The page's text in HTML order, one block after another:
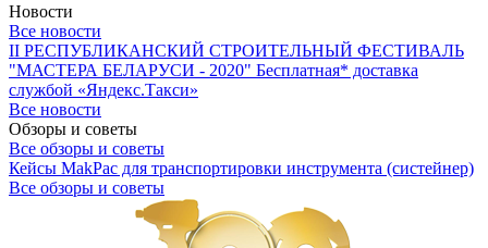
Новости
Все новости
II РЕСПУБЛИКАНСКИЙ СТРОИТЕЛЬНЫЙ ФЕСТИВАЛЬ
"МАСТЕРА БЕЛАРУСИ - 2020" Бесплатная* доставка
службой «Яндекс.Такси»
Все новости
Обзоры и советы
Все обзоры и советы
Кейсы MakPac для транспортировки инструмента (систейнер)
Все обзоры и советы